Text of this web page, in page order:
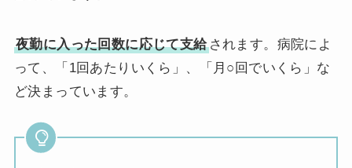
夜勤に入った回数に応じて支給されます。病院によ
って、「1回あたりいくら」、「月○回でいくら」な
ど決まっています。